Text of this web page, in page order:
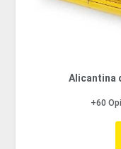
Alicantina
+60